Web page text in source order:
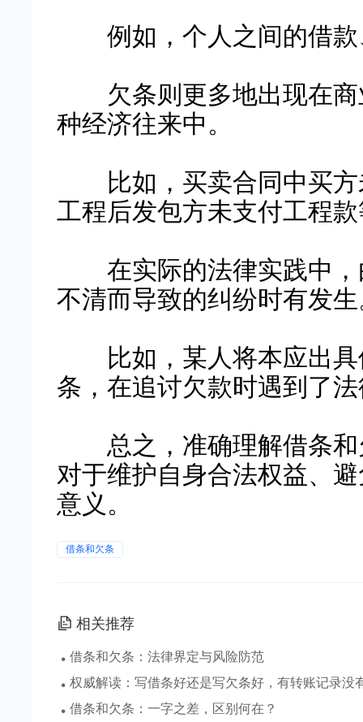
例如，个人之间的借款
欠条则更多地出现在商
种经济往来中。
比如，买卖合同中买方
工程后发包方未支付工程
在实际的法律实践中，
不清而导致的纠纷时有发
比如，某人将本应出具
条，在追讨欠款时遇到了
总之，准确理解借条和
对于维护自身合法权益、
意义。
借条和欠条
相关推荐
· 借条和欠条：法律界定与风险防范
· 权威解读：写借条好还是写欠条好，有转账记录没
· 借条和欠条：一字之差，区别何在？